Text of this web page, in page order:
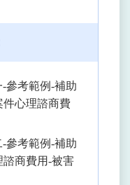
參考範例-補助
件心理諮商費
參考範例-補助
諮商費用-被害